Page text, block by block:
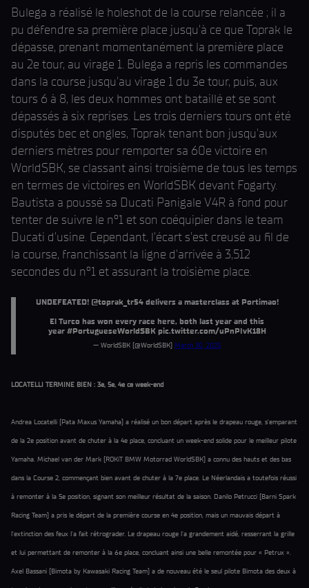
Bulega a réalisé le holeshot de la course relancée ; il a
pu défendre sa première place jusqu'à ce que Toprak le
dépasse, prenant momentanément la première place
au 2e tour, au virage 1. Bulega a repris les commandes
dans la course jusqu'au virage 1 du 3e tour, puis, aux
tours 6 à 8, les deux hommes ont bataillé et se sont
dépassés à six reprises. Les trois derniers tours ont été
disputés bec et ongles, Toprak tenant bon jusqu'aux
derniers mètres pour remporter sa 60e victoire en
WorldSBK, se classant ainsi troisième de tous les temps
en termes de victoires en WorldSBK devant Fogarty.
Bautista a poussé sa Ducati Panigale V4R à fond pour
tenter de suivre le n°1 et son coéquipier dans le team
Ducati d'usine. Cependant, l'écart s'est creusé au fil de
la course, franchissant la ligne d'arrivée à 3,512
secondes du n°1 et assurant la troisième place.
UNDEFEATED! @toprak_tr54delivers a masterclass at Portimao!
El Turco has won every race here, both last year and this
year #PortugueseWorldSBK pic.twitter.com/uPnPIvK18H
— WorldSBK (@WorldSBK) March 30, 2025
LOCATELLI TERMINE BIEN : 3e, 5e, 4e ce week-end
Andrea Locatelli (Pata Maxus Yamaha) a réalisé un bon départ après le drapeau rouge, s'emparant
de la 2e position avant de chuter à la 4e place, concluant un week-end solide pour le meilleur pilote
Yamaha. Michael van der Mark (ROKiT BMW Motorrad WorldSBK) a connu des hauts et des bas
dans la Course 2, commençant bien avant de chuter à la 7e place. Le Néerlandais a toutefois réussi
à remonter à la 5e position, signant son meilleur résultat de la saison. Danilo Petrucci (Barni Spark
Racing Team) a pris le départ de la première course en 4e position, mais un mauvais départ à
l'extinction des feux l'a fait rétrograder. Le drapeau rouge l'a grandement aidé, resserrant la grille
et lui permettant de remonter à la 6e place, concluant ainsi une belle remontée pour « Petrux ».
Axel Bassani (Bimota by Kawasaki Racing Team) a de nouveau été le seul pilote Bimota des deux à